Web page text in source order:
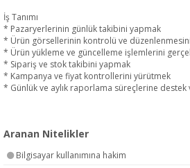
İş Tanımı
* Pazaryerlerinin günlük takibini yapmak
* Ürün görsellerinin kontrolü ve
* Ürün yükleme ve güncelleme işlemlerini
* Sipariş ve stok takibini yapmak
* Kampanya ve fiyat kontrollerini yürütmek
* Günlük ve aylık raporlama süreçlerine destek
Aranan Nitelikler
Bilgisayar kullanımına hakim